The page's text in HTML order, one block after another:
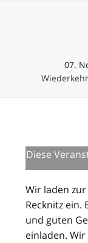
07.
Diese
Wir laden
Recknitz ein.
und guten
einladen.